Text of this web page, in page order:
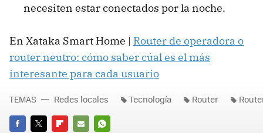
necesiten estar conectados por la noche.
En Xataka Smart Home | Router de operadora o
router neutro: cómo saber cúal es el más
interesante para cada usuario
TEMAS Redes locales Tecnología Router